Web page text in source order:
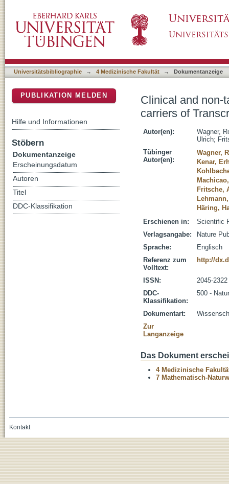
like 2 variant rs7903146
Universitätsbibliographie → 4 Medizinische Fakultät → Dokumentanzeige
Clinical and non-
carriers of
Autor(en):
Wagner,
Ulrich;
Tübinger
Autor(en):
Wagner,
Kenar,
Fritsche,
Häring,
Erschienen in:
Scientific
Verlagsangabe:
Nature
Sprache:
Englisch
Referenz zum
Volltext:
http://
ISSN:
2045-2322
DDC-
Klassifikation:
500 -
Dokumentart:
Zur
Langanzeige
Das Dokument
4 Medizinische
7 Mathematisch-
PUBLIKATION MELDEN
Hilfe und Informationen
Stöbern
Dokumentanzeige
Erscheinungsdatum
Autoren
Titel
DDC-Klassifikation
Kontakt